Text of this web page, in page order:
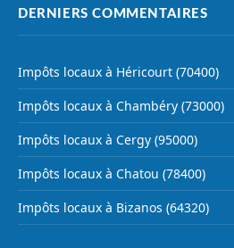
DERNIERS COMMENTAIRES
Impôts locaux à Héricourt (70400)
Impôts locaux à Chambéry (73000)
Impôts locaux à Cergy (95000)
Impôts locaux à Chatou (78400)
Impôts locaux à Bizanos (64320)